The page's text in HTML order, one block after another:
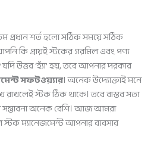
প্রধান শর্ত হলো সঠিক সময়ে সঠিক
কি প্রায়ই স্টকের গরমিল এবং পণ্য
উত্তর ‘হ্যাঁ’ হয়, তবে আপনার দরকার
সফটওয়্যার। অনেক উদ্যোক্তাই মনে
স্টক ঠিক থাকে। তবে বাস্তব সত্য
সম্ভাবনা অনেক বেশি। আজ আমরা
ম্যানেজমেন্ট আপনার ব্যবসার